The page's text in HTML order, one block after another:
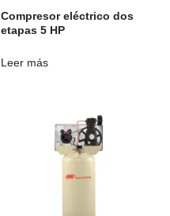
Compresor eléctrico dos
etapas 5 HP
Leer más